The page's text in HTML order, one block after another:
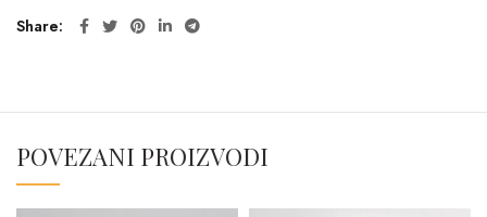
Share
POVEZANI PROIZVODI